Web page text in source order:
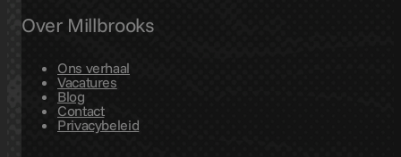
Over Millbrooks
Ons verhaal
Vacatures
Blog
Contact
Privacybeleid